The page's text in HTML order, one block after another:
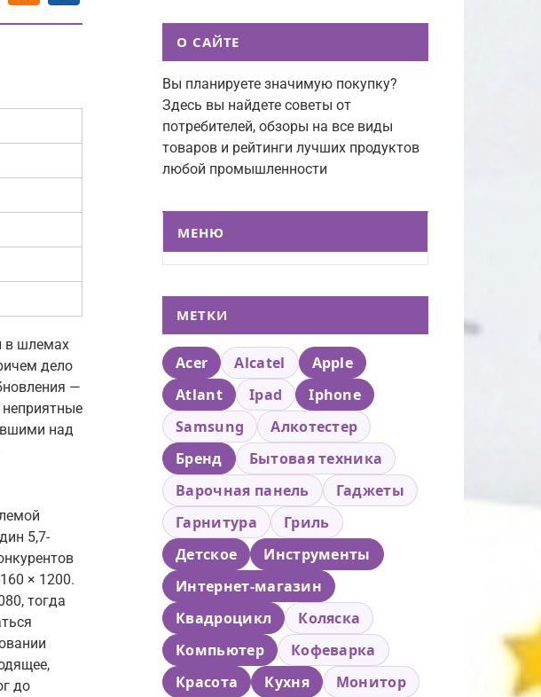
в шлемах
дело
—
над
5,7-
× 1200.
тогда
до
О САЙТЕ
Вы планируете значимую покупку?
Здесь вы найдете советы от
потребителей, обзоры на все виды
товаров и рейтинги лучших продуктов
любой промышленности
МЕНЮ
МЕТКИ
Acer Alcatel
Apple
Atlant
Ipad
Iphone
Samsung
Алкотестер
Бренд
Бытовая техника
Варочная панель
Гаджеты
Гарнитура
Гриль
Детское
Инструменты
Интернет-магазин
Квадроцикл
Коляска
Компьютер
Кофеварка
Красота
Кухня
Монитор